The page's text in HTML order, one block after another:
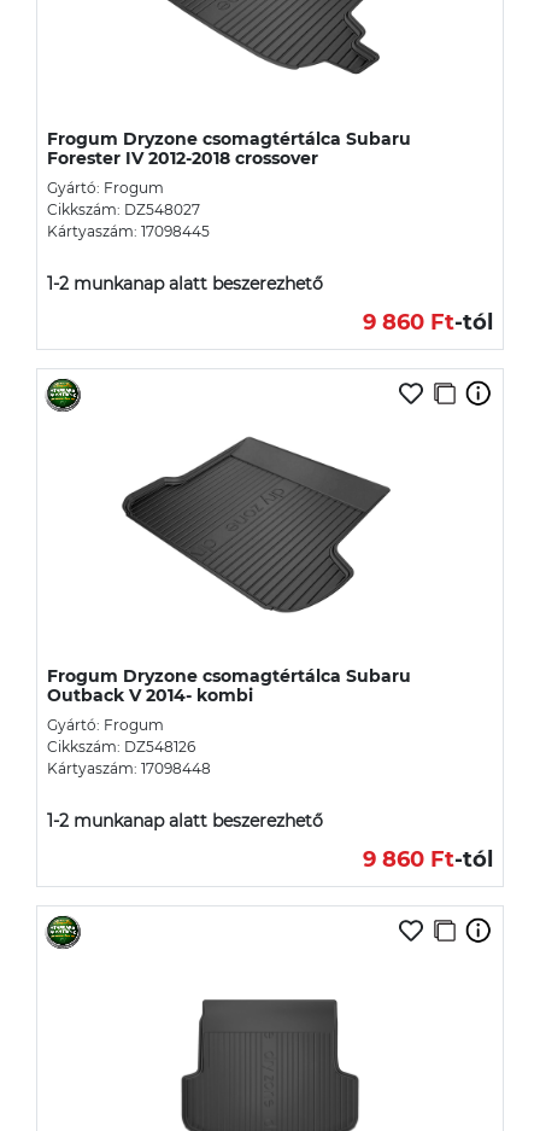
Frogum Dryzone csomagtértálca Subaru
Forester IV 2012-2018 crossover
Gyártó: Frogum
Cikkszám: DZ548027
Kártyaszám: 17098445
1-2 munkanap alatt beszerezhető
9 860 Ft-tól
Frogum Dryzone csomagtértálca Subaru
Outback V 2014- kombi
Gyártó: Frogum
Cikkszám: DZ548126
Kártyaszám: 17098448
1-2 munkanap alatt beszerezhető
9 860 Ft-tól